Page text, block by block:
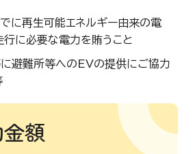
に再生可能エネルギー由来の電
に必要な電力を賄うこと
避難所等へのEVの提供にご協力
額